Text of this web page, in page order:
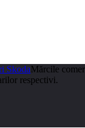
SkodaMărcile
respectivi.